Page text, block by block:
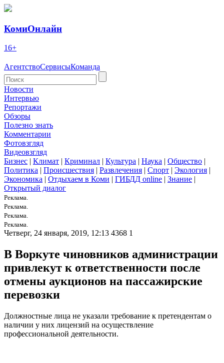
КомиОнлайн
16+
АгентствоСервисыКоманда
Новости
Интервью
Репортажи
Обзоры
Полезно знать
Комментарии
Фотовзгляд
Видеовзгляд
Бизнес | Климат | Криминал | Культура | Наука | Общество |
Политика | Происшествия | Развлечения | Спорт | Экология |
Экономика | Отдыхаем в Коми | ГИБДД online | Знание |
Открытый диалог
Реклама.
Реклама.
Реклама.
Реклама.
Четверг, 24 января, 2019, 12:13 4368 1
В Воркуте чиновников администрации
привлекут к ответственности после
отмены аукционов на пассажирские
перевозки
Должностные лица не указали требование к претендентам о
наличии у них лицензий на осуществление
профессиональной деятельности.